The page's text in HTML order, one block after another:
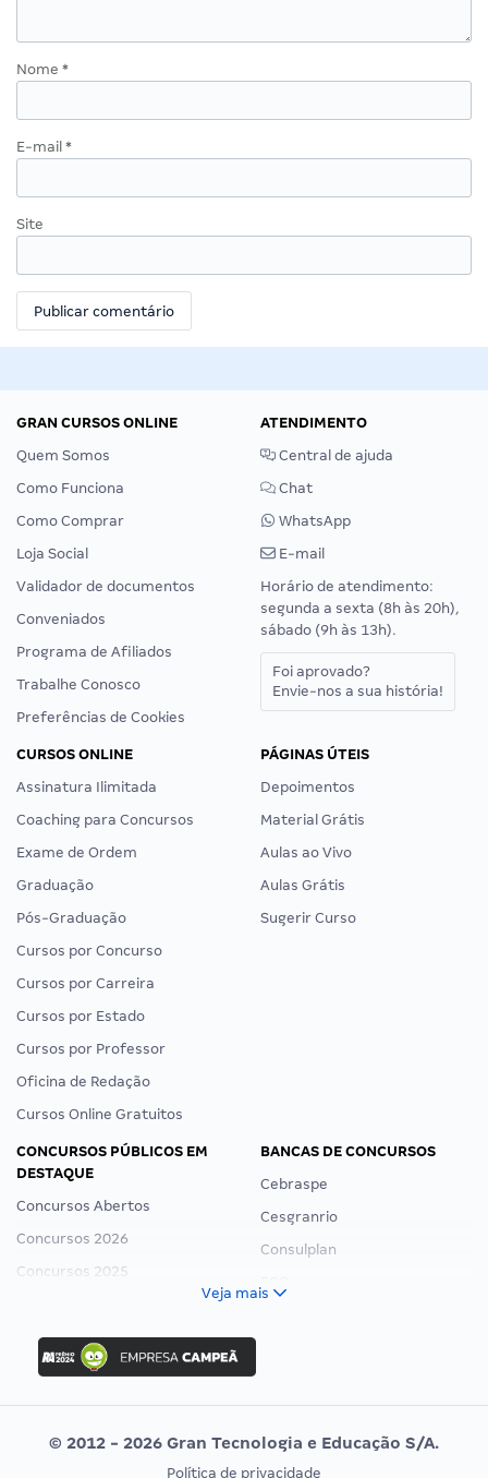
Nome *
E-mail *
Site
GRAN CURSOS ONLINE
Quem Somos
Como Funciona
Como Comprar
Loja Social
Validador de documentos
Conveniados
Programa de Afiliados
Trabalhe Conosco
Preferências de Cookies
ATENDIMENTO
Central de ajuda
Chat
WhatsApp
E-mail
Horário de atendimento:
segunda a sexta (8h às 20h),
sábado (9h às 13h).
Foi aprovado?
Envie-nos a sua história!
CURSOS ONLINE
Assinatura Ilimitada
Coaching para Concursos
Exame de Ordem
Graduação
Pós-Graduação
Cursos por Concurso
Cursos por Carreira
Cursos por Estado
Cursos por Professor
Oficina de Redação
Cursos Online Gratuitos
PÁGINAS ÚTEIS
Depoimentos
Material Grátis
Aulas ao Vivo
Aulas Grátis
Sugerir Curso
CONCURSOS PÚBLICOS EM
DESTAQUE
Concursos Abertos
Concursos 2026
Concursos 2025
Concurso Ibama
Concurso MPU
Editais publicados
BANCAS DE CONCURSOS
Cebraspe
Cesgranrio
Consulplan
Vunesp
Veja mais
© 2012 - 2026 Gran Tecnologia e Educação S/A.
Política de privacidade